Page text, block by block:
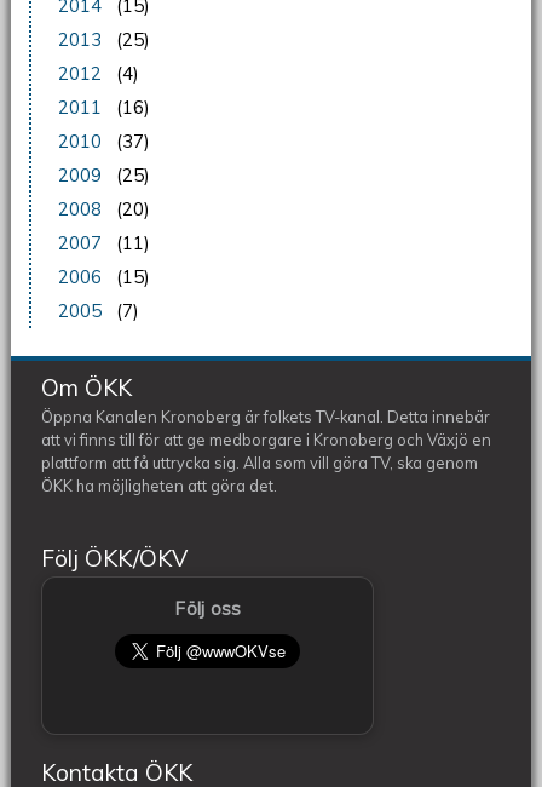
2014
(15)
2013
(25)
2012
(4)
2011
(16)
2010
(37)
2009
(25)
2008
(20)
2007
(11)
2006
(15)
2005
(7)
Om ÖKK
Öppna Kanalen Kronoberg är folkets TV-kanal. Detta innebär
att vi finns till för att ge medborgare i Kronoberg och Växjö en
plattform att få uttrycka sig. Alla som vill göra TV, ska genom
ÖKK ha möjligheten att göra det.
Följ ÖKK/ÖKV
Följ oss
Kontakta ÖKK